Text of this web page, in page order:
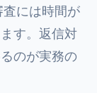
査には時間が
す。返信対
のが実務の